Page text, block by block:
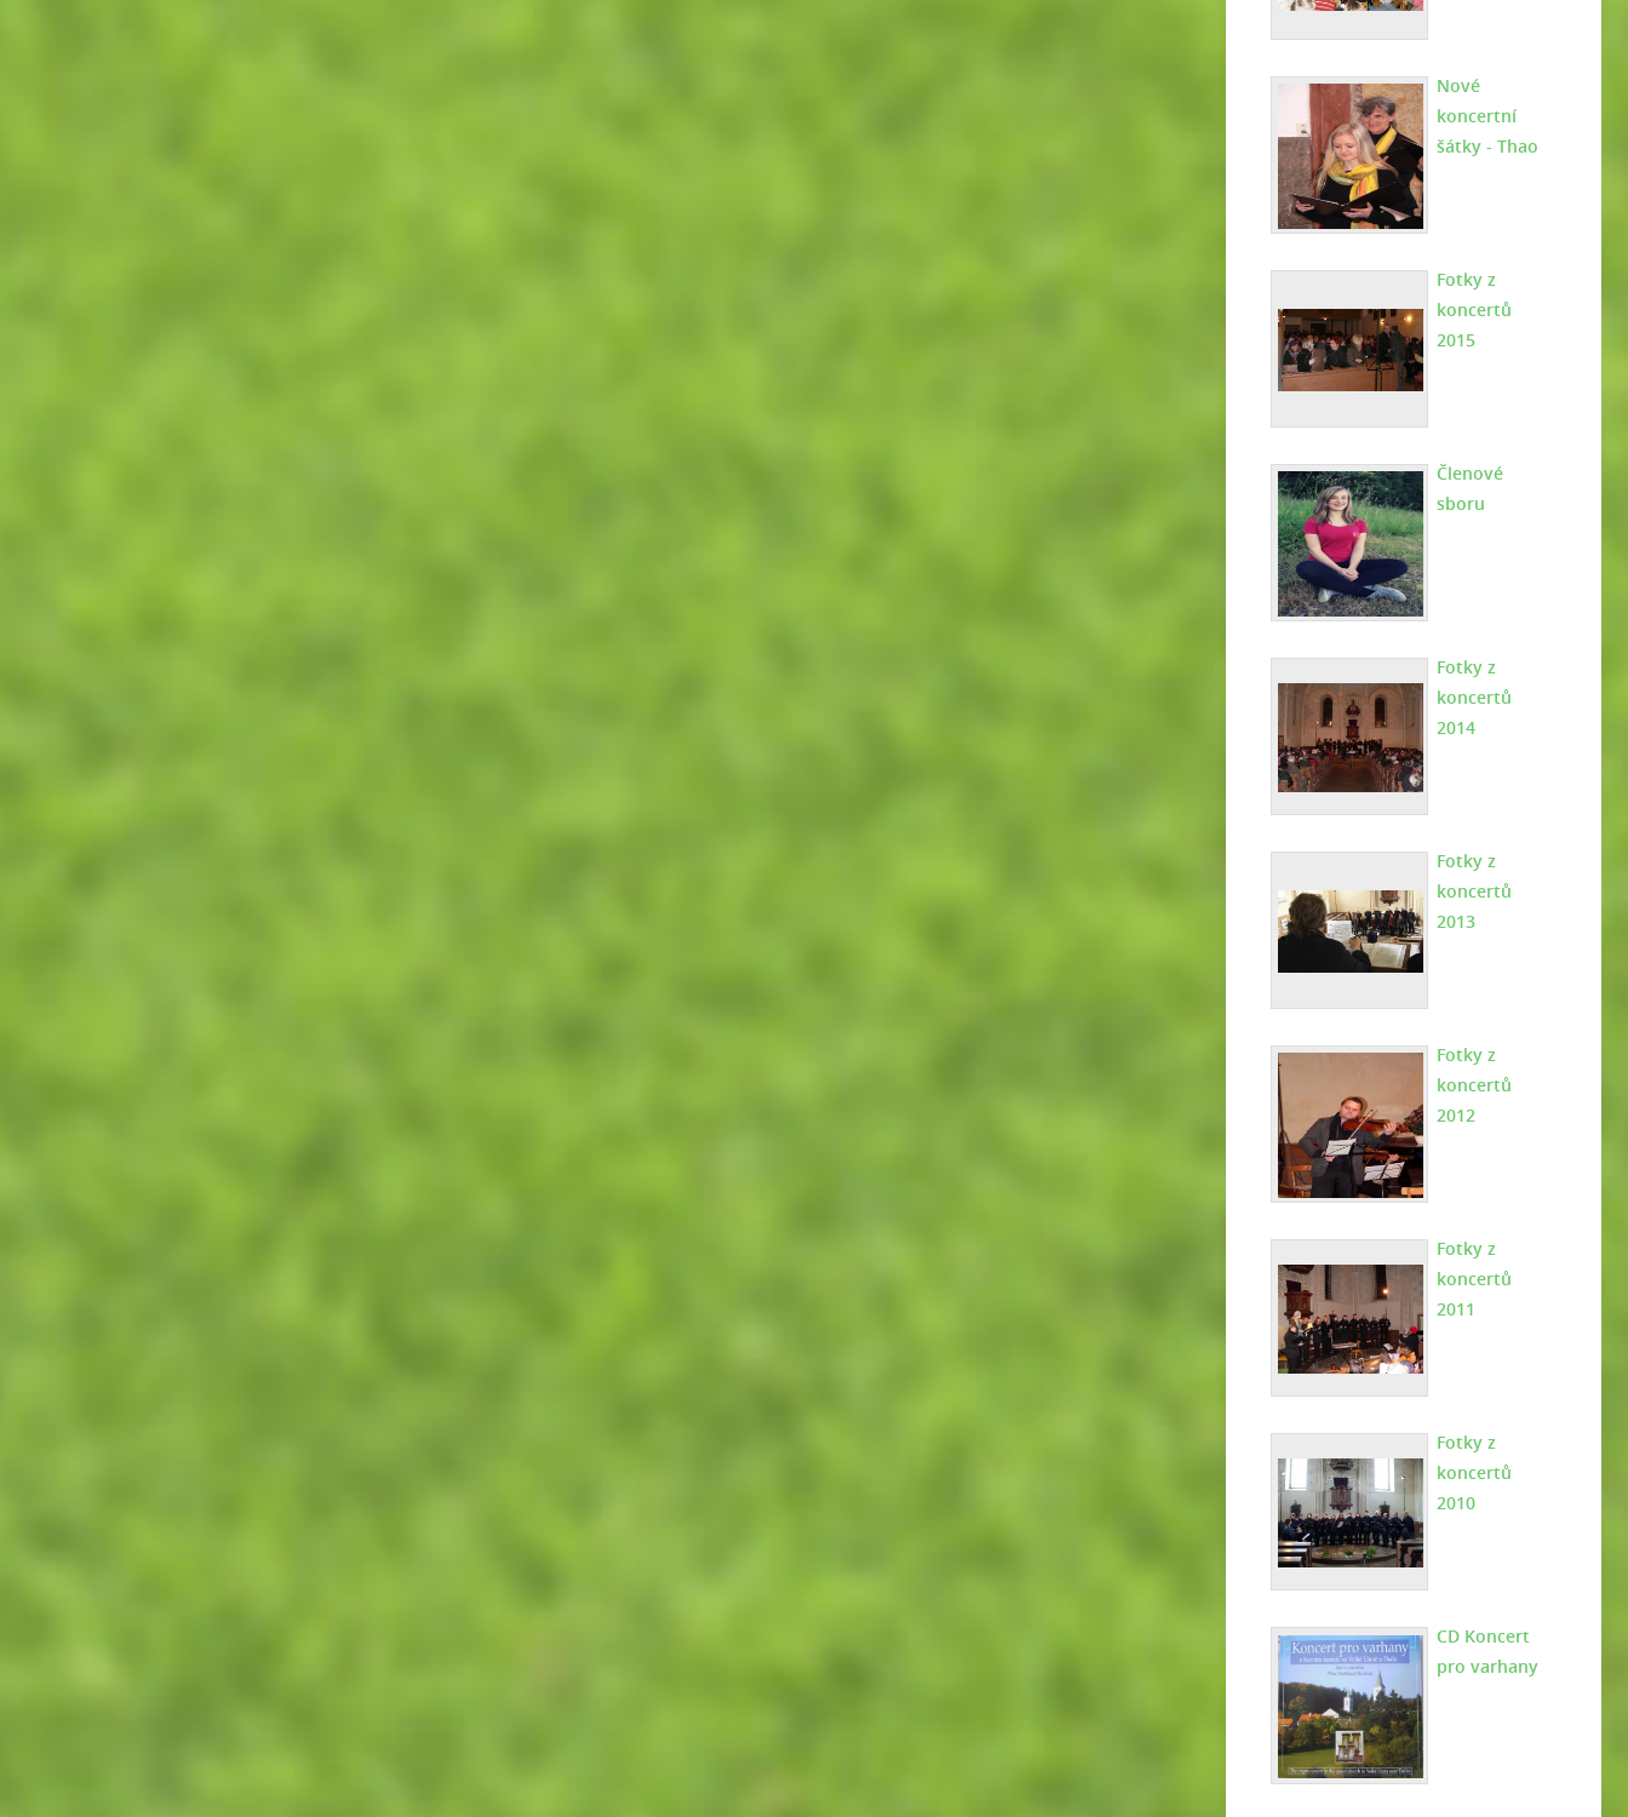
Nové
koncertní
šátky - Thao
Fotky z
koncertů
2015
Členové
sboru
Fotky z
koncertů
2014
Fotky z
koncertů
2013
Fotky z
koncertů
2012
Fotky z
koncertů
2011
Fotky z
koncertů
2010
CD Koncert
pro varhany